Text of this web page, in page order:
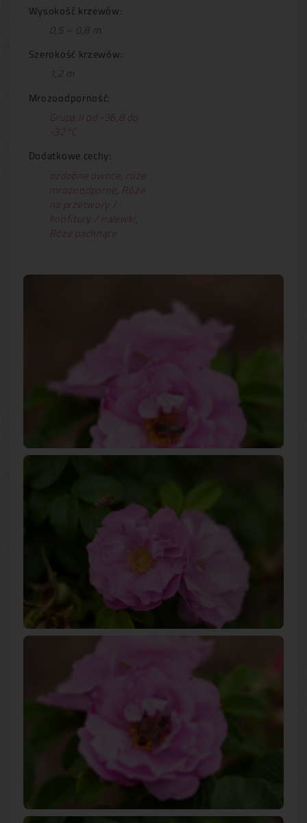
Wysokość krzewów:
0,5 – 0,8 m
Szerokość krzewów:
1,2 m
Mrozoodporność:
Grupa II od -36,8 do
-32°C
Dodatkowe cechy:
ozdobne owoce, róże
mrozoodporne, Róże
na przetwory /
konfitury / nalewki,
Róże pachnące